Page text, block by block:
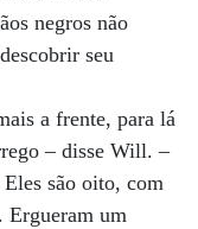
negros não
seu
a frente, para lá
– disse Will. –
são oito, com
Ergueram um